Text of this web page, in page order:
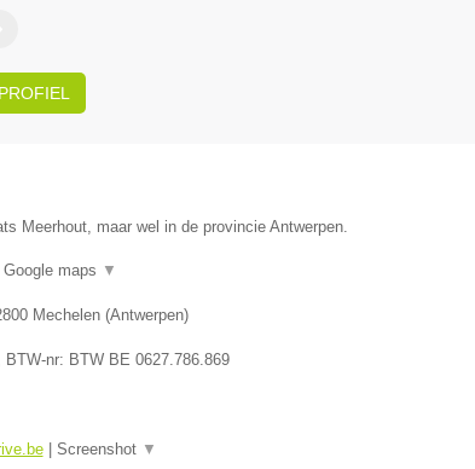
Meerhout, maar wel in de provincie Antwerpen.
Google maps ▼
Mechelen(Antwerpen)
BTW-nr: BTW BE 0627.786.869
| Screenshot ▼